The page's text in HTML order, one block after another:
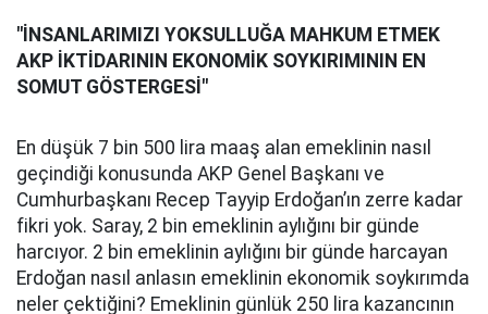
"İNSANLARIMIZI YOKSULLUĞA MAHKUM ETMEK
AKP İKTİDARININ EKONOMİK SOYKIRIMININ EN
SOMUT GÖSTERGESİ"
En düşük 7 bin 500 lira maaş alan emeklinin nasıl
geçindiği konusunda AKP Genel Başkanı ve
Cumhurbaşkanı Recep Tayyip Erdoğan’ın zerre kadar
fikri yok. Saray, 2 bin emeklinin aylığını bir günde
harcıyor. 2 bin emeklinin aylığını bir günde harcayan
Erdoğan nasıl anlasın emeklinin ekonomik soykırımda
neler çektiğini? Emeklinin günlük 250 lira kazancının